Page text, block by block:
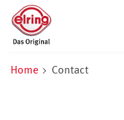
Home Contact